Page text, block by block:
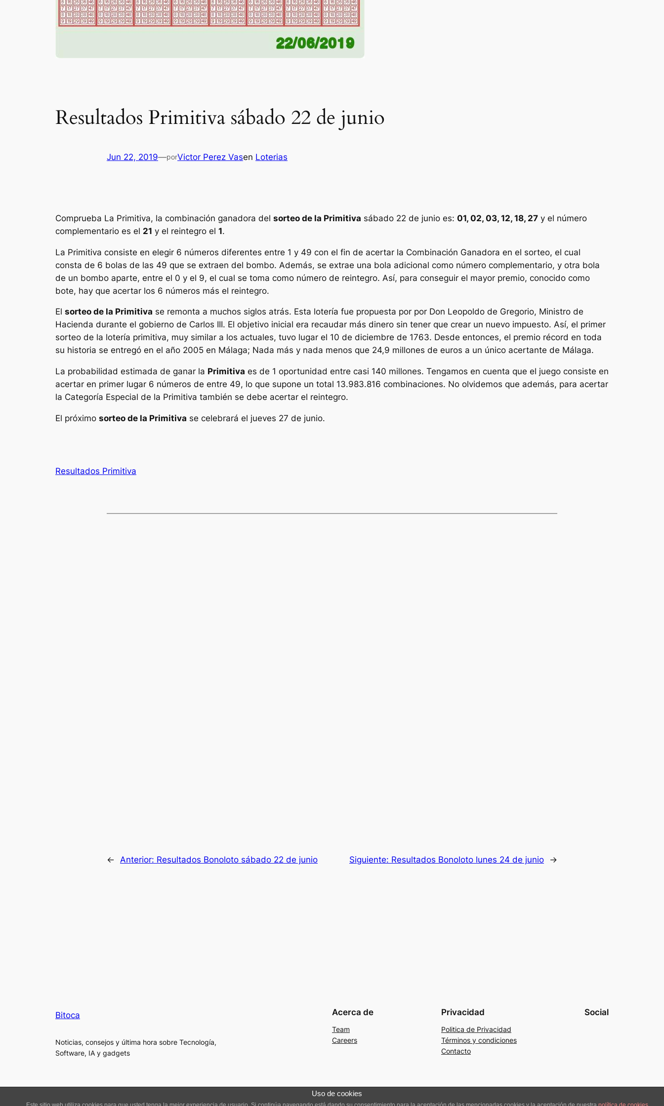
Resultados Primitiva sábado 22 de junio
Jun 22, 2019—porVictor Perez Vasen Loterias
Comprueba La Primitiva, la combinación ganadora del sorteo de la Primitiva sábado 22 de junio es: 01, 02, 03, 12, 18, 27 y el número
complementario es el 21 y el reintegro el 1.
La Primitiva consiste en elegir 6 números diferentes entre 1 y 49 con el fin de acertar la Combinación Ganadora en el sorteo, el cual
consta de 6 bolas de las 49 que se extraen del bombo. Además, se extrae una bola adicional como número complementario, y otra bola
de un bombo aparte, entre el 0 y el 9, el cual se toma como número de reintegro. Así, para conseguir el mayor premio, conocido como
bote, hay que acertar los 6 números más el reintegro.
El sorteo de la Primitiva se remonta a muchos siglos atrás. Esta lotería fue propuesta por por Don Leopoldo de Gregorio, Ministro de
Hacienda durante el gobierno de Carlos III. El objetivo inicial era recaudar más dinero sin tener que crear un nuevo impuesto. Así, el primer
sorteo de la lotería primitiva, muy similar a los actuales, tuvo lugar el 10 de diciembre de 1763. Desde entonces, el premio récord en toda
su historia se entregó en el año 2005 en Málaga; Nada más y nada menos que 24,9 millones de euros a un único acertante de Málaga.
La probabilidad estimada de ganar la Primitiva es de 1 oportunidad entre casi 140 millones. Tengamos en cuenta que el juego consiste en
acertar en primer lugar 6 números de entre 49, lo que supone un total 13.983.816 combinaciones. No olvidemos que además, para acertar
la Categoría Especial de la Primitiva también se debe acertar el reintegro.
El próximo sorteo de la Primitiva se celebrará el jueves 27 de junio.
Resultados Primitiva
← Anterior: Resultados Bonoloto sábado 22 de junio Siguiente: Resultados Bonoloto lunes 24 de junio →
Bitoca
Noticias, consejos y última hora sobre Tecnología,
Software, IA y gadgets
Acerca de
Team
Careers
Privacidad
Politica de Privacidad
Términos y condiciones
Contacto
Social
Uso de cookies